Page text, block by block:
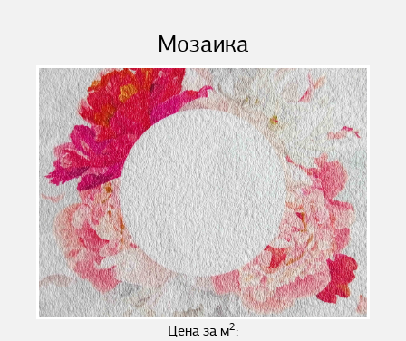
Мозаика
Цена за м2: